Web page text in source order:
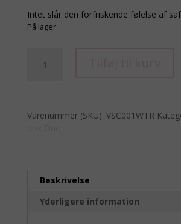
Intet slår den forfriskende følelse af
På lager
antal
Varenummer (SKU): VSC001WTR
Beskrivelse
Yderligere information